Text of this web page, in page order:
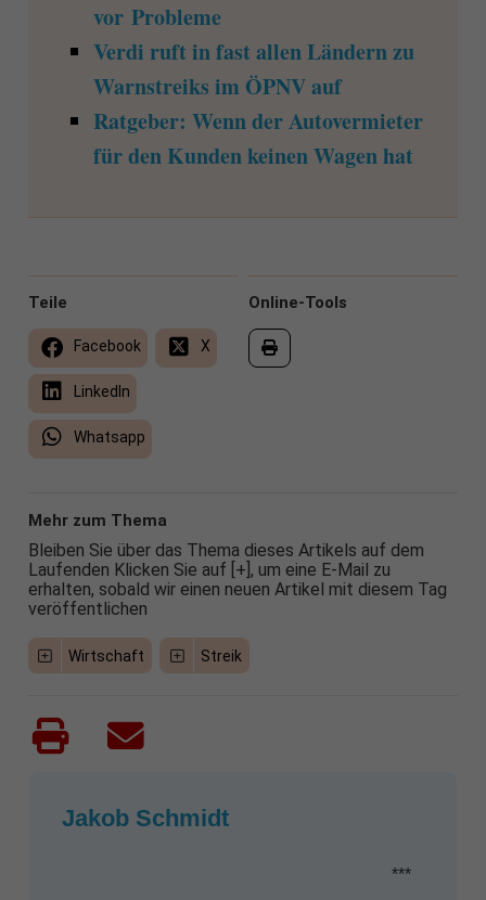
vor Probleme
Verdi ruft in fast allen Ländern zu
Warnstreiks im ÖPNV auf
Ratgeber: Wenn der Autovermieter
für den Kunden keinen Wagen hat
Online-Tools
Teile
Facebook X
LinkedIn
Whatsapp
Mehr zum Thema
Bleiben Sie über das Thema dieses Artikels auf dem
Laufenden Klicken Sie auf [+], um eine E-Mail zu
erhalten, sobald wir einen neuen Artikel mit diesem Tag
veröffentlichen
Wirtschaft Streik
Jakob Schmidt
***